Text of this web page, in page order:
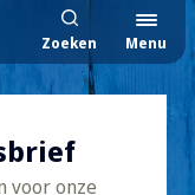
Zoeken Menu
voor onze